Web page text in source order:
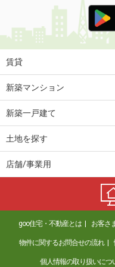
価 格
住 所
専有面積
長崎県長崎市鍛冶屋町
長崎県諫早市長田町
住 所
専有面積
間取り
長崎県西彼杵郡長与町高
賃貸
新築マンション
新築一戸建て
土地を探す
店舗/事業用
goo住宅・不動産とは お客さ
物件に関するお問合せの流れ
個人情報の取り扱いにつ